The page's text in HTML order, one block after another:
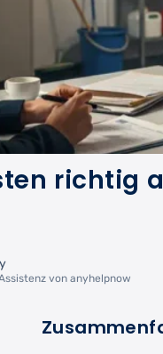
richtig
von anyhelpnow